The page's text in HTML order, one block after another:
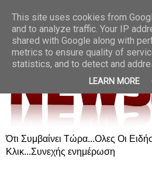
Ότι Συμβαίνει Τώρα...Ολες Οι
Κλικ...Συνεχής ενημέρωση
This site uses cookies from
and to analyze traffic. Your IP
shared with Google along with
metrics to ensure quality of
statistics, and to detect and
LEARN MORE